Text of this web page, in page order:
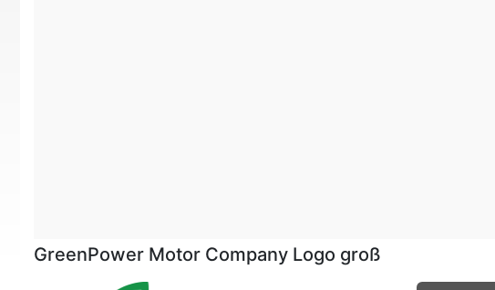
GreenPower Motor Company Logo groß